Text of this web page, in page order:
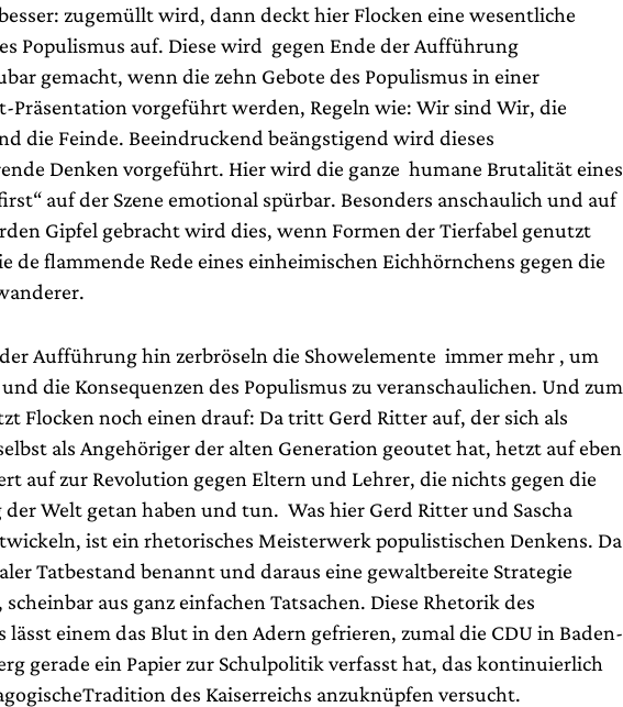
zugemüllt wird, dann deckt hier Flocken eine wesentliche
Populismus auf. Diese wird gegen Ende der Aufführung
gemacht, wenn die zehn Gebote des Populismus in einer
Präsentation vorgeführt werden, Regeln wie: Wir sind Wir, die
die Feinde. Beeindruckend beängstigend wird dieses
Denken vorgeführt. Hier wird die ganze humane Brutalität eines
auf der Szene emotional spürbar. Besonders anschaulich und auf
Gipfel gebracht wird dies, wenn Formen der Tierfabel genutzt
de flammende Rede eines einheimischen Eichhörnchens gegen die
Aufführung hin zerbröseln die Showelemente immer mehr , um
und die Konsequenzen des Populismus zu veranschaulichen. Und zum
Flocken noch einen drauf: Da tritt Gerd Ritter auf, der sich als
als Angehöriger der alten Generation geoutet hat, hetzt auf eben
auf zur Revolution gegen Eltern und Lehrer, die nichts gegen die
Welt getan haben und tun. Was hier Gerd Ritter und Sascha
ist ein rhetorisches Meisterwerk populistischen Denkens. Da
Tatbestand benannt und daraus eine gewaltbereite Strategie
aus ganz einfachen Tatsachen. Diese Rhetorik des
lässt einem das Blut in den Adern gefrieren, zumal die CDU in Baden-
gerade ein Papier zur Schulpolitik verfasst hat, das kontinuierlich
des Kaiserreichs anzuknüpfen versucht.